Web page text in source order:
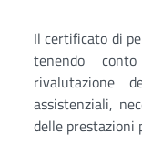
Il certificato di
tenendo
rivalutazione
assistenziali,
delle prestazioni